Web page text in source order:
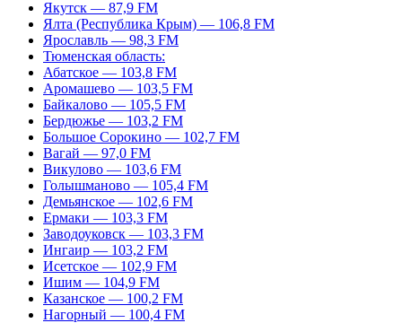
Якутск — 87,9 FM
Ялта (Республика Крым) — 106,8 FM
Ярославль — 98,3 FM
Тюменская область:
Абатское — 103,8 FM
Аромашево — 103,5 FM
Байкалово — 105,5 FM
Бердюжье — 103,2 FM
Большое Сорокино — 102,7 FM
Вагай — 97,0 FM
Викулово — 103,6 FM
Голышманово — 105,4 FM
Демьянское — 102,6 FM
Ермаки — 103,3 FM
Заводоуковск — 103,3 FM
Ингаир — 103,2 FM
Исетское — 102,9 FM
Ишим — 104,9 FM
Казанское — 100,2 FM
Нагорный — 100,4 FM